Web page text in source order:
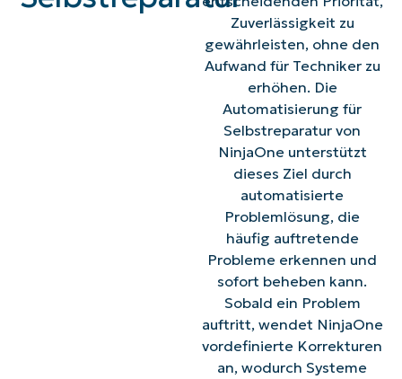
Zuverlässigkeit zu
gewährleisten, ohne den
Aufwand für Techniker zu
erhöhen. Die
Automatisierung für
Selbstreparatur von
NinjaOne unterstützt
dieses Ziel durch
automatisierte
Problemlösung, die
häufig auftretende
Probleme erkennen und
sofort beheben kann.
Sobald ein Problem
auftritt, wendet NinjaOne
vordefinierte Korrekturen
an, wodurch Systeme